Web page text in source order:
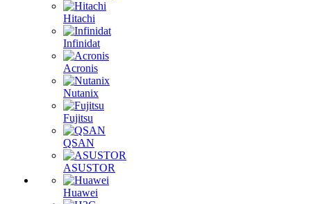
Hitachi
Infinidat
Acronis
Nutanix
Fujitsu
QSAN
ASUSTOR
Huawei